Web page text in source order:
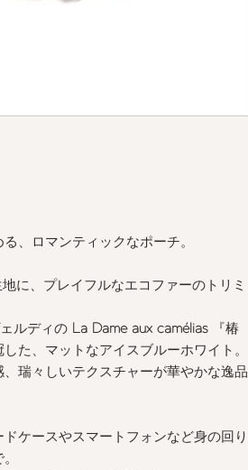
、ロマンティックなポーチ。
に、プレイフルなエコファーのトリミ
ルディの La Dame aux camélias
『椿
た、マットなアイスブルーホワイト。
瑞々しいテクスチャーが華やかな逸品
ケースやスマートフォンなど身の回り